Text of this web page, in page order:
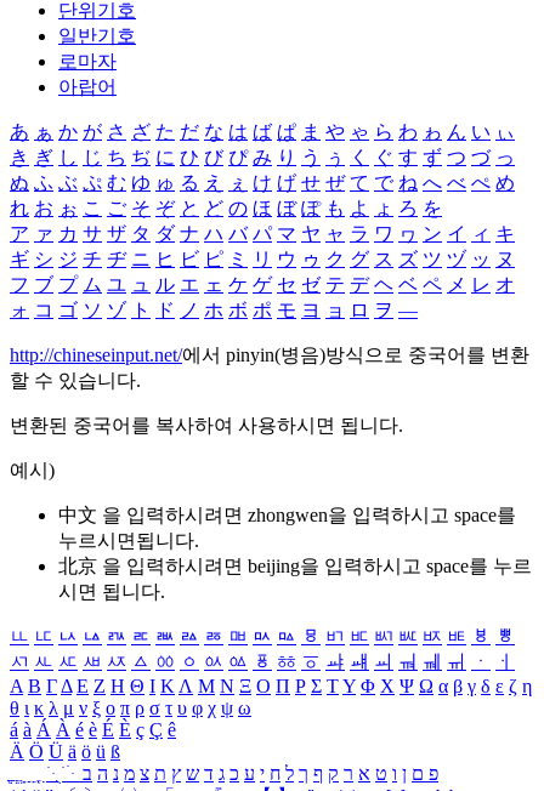
단위기호
일반기호
로마자
아랍어
あ ぁ か が さ ざ た だ な は ば ぱ ま や ゃ ら わ ゎ ん い ぃ
き ぎ し じ ち ぢ に ひ び ぴ み り う ぅ く ぐ す ず つ づ っ
ぬ ふ ぶ ぷ む ゆ ゅ る え ぇ け げ せ ぜ て で ね へ べ ぺ め
れ お ぉ こ ご そ ぞ と ど の ほ ぼ ぽ も よ ょ ろ を
ア ァ カ サ ザ タ ダ ナ ハ バ パ マ ヤ ャ ラ ワ ヮ ン イ ィ キ
ギ シ ジ チ ヂ ニ ヒ ビ ピ ミ リ ウ ゥ ク グ ス ズ ツ ヅ ッ ヌ
フ ブ プ ム ユ ュ ル エ ェ ケ ゲ セ ゼ テ デ ヘ ベ ペ メ レ オ
ォ コ ゴ ソ ゾ ト ド ノ ホ ボ ポ モ ヨ ョ ロ ヲ ―
http://chineseinput.net/에서 pinyin(병음)방식으로 중국어를 변환
할 수 있습니다.
변환된 중국어를 복사하여 사용하시면 됩니다.
예시)
中文 을 입력하시려면 zhongwen을 입력하시고 space를
누르시면됩니다.
北京 을 입력하시려면 beijing을 입력하시고 space를 누르
시면 됩니다.
ㅥ ㅦ ㅧ ㅨ ㅩ ㅪ ㅫ ㅬ ㅭ ㅮ ㅯ ㅰ ㅱ ㅲ ㅳ ㅴ ㅵ ㅶ ㅷ ㅸ
ㅹ
ㅺ ㅻ ㅼ ㅽ ㅾ ㅿ ㆀ ㆁ ㆂ ㆃ ㆄ ㆅ ㆆ ㆇ ㆈ ㆉ ㆊ ㆋ ㆌ ㆍ
ㆎ
Α Β ΓΔ Ε Ζ Η Θ Ι ΚΛ Μ Ν Ξ Ο Π Ρ Σ ΤΥ Φ Χ Ψ Ω α β γ δ ε ζ η
θ ι κ λ μ ν ξ ο π ρ σ τ υ φ χ ψ ω
á à Á À é è É È ç Ç ê
Ä Ö Ü ä ö ü ß
ִֶֹ ֻּ ׁׂ פ ם ן ו ט א ר ק ף ך ל ח י ע כ ג ד ש ץ ת צ מ נ ה ב